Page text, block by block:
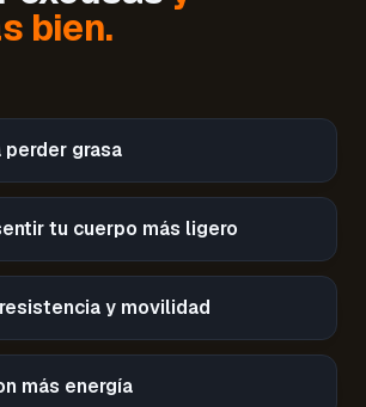
bien.
perder grasa
tu cuerpo más ligero
y movilidad
más energía